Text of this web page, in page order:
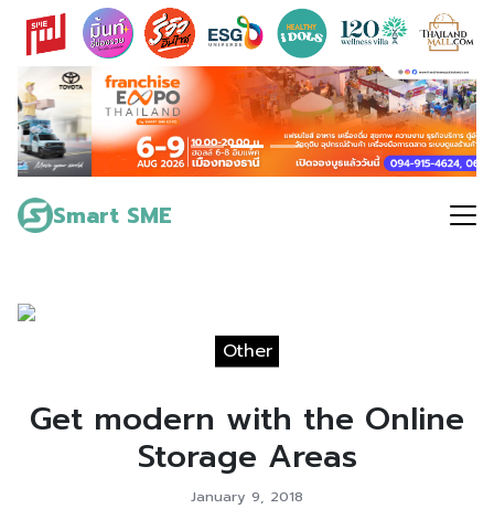
Skip
content
Smart SME
Search
for:
Other
Get modern with the Online
Storage Areas
January 9, 2018